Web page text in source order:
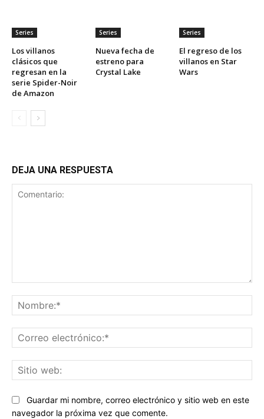
Series
Los villanos
clásicos que
regresan en la
serie Spider-Noir
de Amazon
Series
Nueva fecha de
estreno para
Crystal Lake
Series
El regreso de los
villanos en Star
Wars
DEJA UNA RESPUESTA
Guardar mi nombre, correo electrónico y sitio web en este
navegador la próxima vez que comente.